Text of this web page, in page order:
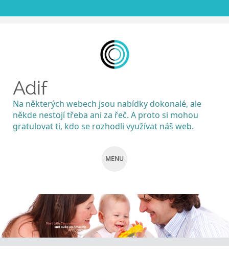
Adif
Na některých webech jsou nabídky dokonalé, ale
někde nestojí třeba ani za řeč. A proto si mohou
gratulovat ti, kdo se rozhodli využívat náš web.
MENU
CONTENT